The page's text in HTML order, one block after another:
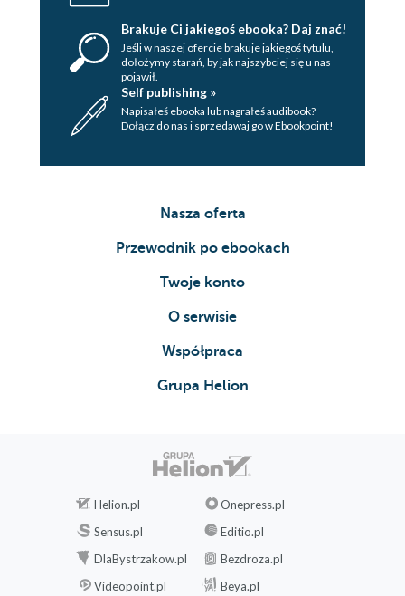
Brakuje Ci jakiegoś ebooka? Daj znać!
Jeśli w naszej ofercie brakuje jakiegoś tytulu,
dołożymy starań, by jak najszybciej się u nas
pojawił.
Self publishing »
Napisałeś ebooka lub nagrałeś audibook?
Dołącz do nas i sprzedawaj go w Ebookpoint!
Nasza oferta
Przewodnik po ebookach
Twoje konto
O serwisie
Współpraca
Grupa Helion
Helion.pl
Onepress.pl
Sensus.pl
Editio.pl
DlaBystrzakow.pl
Bezdroza.pl
Videopoint.pl
Beya.pl